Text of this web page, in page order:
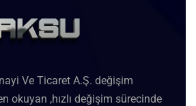
Ve Ticaret A.Ş. değişim
okuyan ,hızlı değişim sürecinde